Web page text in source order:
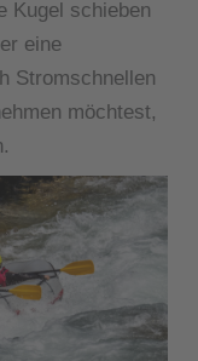
Kugel schieben
eine
Stromschnellen
möchtest,